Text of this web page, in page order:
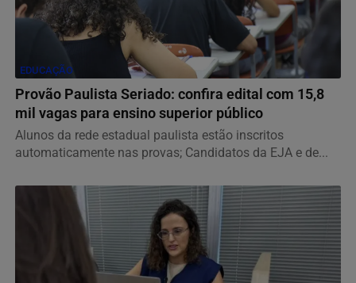
EDUCAÇÃO
Provão Paulista Seriado: confira edital com 15,8
mil vagas para ensino superior público
Alunos da rede estadual paulista estão inscritos
automaticamente nas provas; Candidatos da EJA e de...